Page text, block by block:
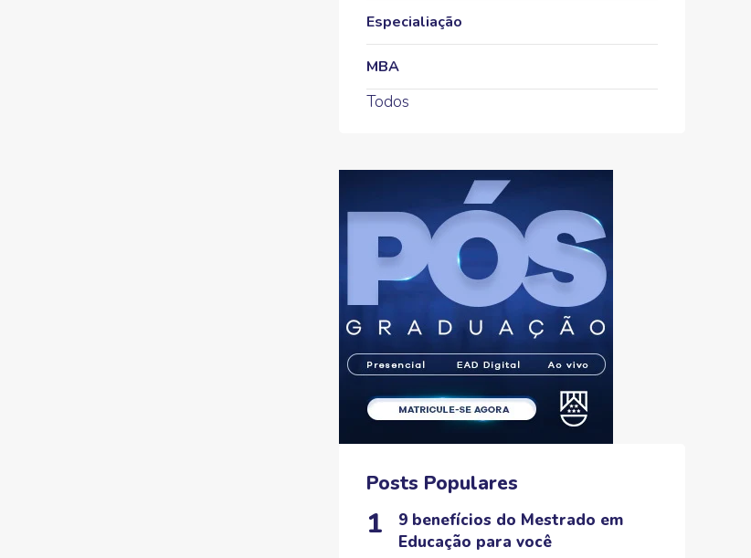
Especialiação
MBA
Todos
Posts Populares
9 benefícios do Mestrado em
Educação para você